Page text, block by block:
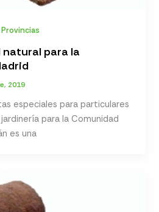
natural para la
2019
especiales para particulares
para la Comunidad
es una